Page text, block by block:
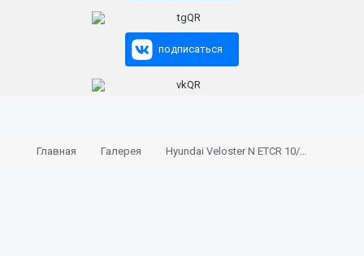
подписаться
Главная Галерея Hyundai Veloster N ETCR 10/09/2019